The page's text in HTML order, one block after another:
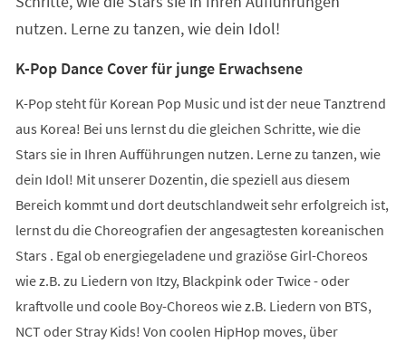
nutzen. Lerne zu tanzen, wie dein Idol!
K-Pop Dance Cover für junge Erwachsene
K-Pop steht für Korean Pop Music und ist der neue Tanztrend
aus Korea! Bei uns lernst du die gleichen Schritte, wie die
Stars sie in Ihren Aufführungen nutzen. Lerne zu tanzen, wie
dein Idol! Mit unserer Dozentin, die speziell aus diesem
Bereich kommt und dort deutschlandweit sehr erfolgreich ist,
lernst du die Choreografien der angesagtesten koreanischen
Stars . Egal ob energiegeladene und graziöse Girl-Choreos
wie z.B. zu Liedern von Itzy, Blackpink oder Twice - oder
kraftvolle und coole Boy-Choreos wie z.B. Liedern von BTS,
NCT oder Stray Kids! Von coolen HipHop moves, über